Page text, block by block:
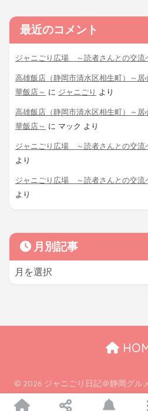
最近のコメント
ジャニごり広場 ～読者さんとの交流
高雄飯店（静岡市清水区相生町）～
華飯店～ に ジャニごり より
高雄飯店（静岡市清水区相生町）～
華飯店～ に マック より
ジャニごり広場 ～読者さんとの交流
より
ジャニごり広場 ～読者さんとの交流
より
月別記事
© 2026 ジャニごり日記＠静岡グル